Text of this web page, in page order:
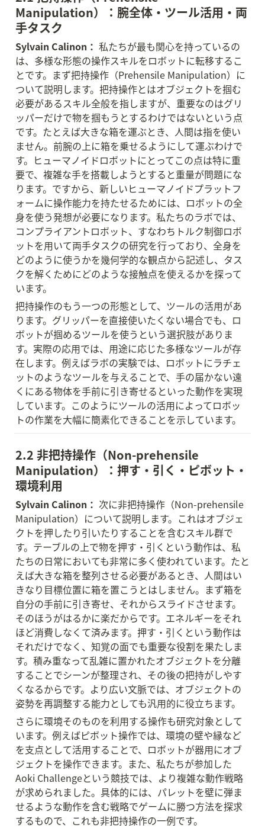
Manipulation）：腕全体・ツール活用・両
手タスク
Sylvain Calinon： 私たちが最も関心を持っているの
は、多様な形態の操作スキルをロボットに転移するこ
とです。まず把持操作（Prehensile Manipulation）に
ついて説明します。把持操作とはオブジェクトを掴む
必要があるスキル全般を指しますが、重要なのはグリ
ッパーだけで物を掴もうとするわけではないという点
です。たとえば大きな箱を運ぶとき、人間は指を使い
ません。前腕の上に箱を乗せるようにして運ぶわけで
す。ヒューマノイドロボットにとってこの点は特に重
要で、複雑な手を搭載しようとすると重量が問題にな
ります。ですから、新しいヒューマノイドプラットフ
ォームに操作能力を持たせるためには、ロボットの全
身を使う発想が必要になります。私たちのラボでは、
コンプライアントロボット、すなわちトルク制御ロボ
ットを用いて両手タスクの研究を行っており、全身を
どのように使うかを幾何学的な観点から記述し、タス
クを解くためにどのような接触点を使えるかを探って
います。
把持操作のもう一つの形態として、ツールの活用があ
ります。グリッパーを直接使いたくない場合でも、ロ
ボットが掴めるツールを使うという選択肢がありま
す。実際の応用では、用途に応じた多様なツールが存
在します。例えばラボの実験では、ロボットにラチェ
ットのようなツールを与えることで、手の届かない遠
くにある物体を手前に引き寄せるといった動作を実現
しています。このようにツールの活用によってロボッ
トの作業を大幅に簡素化できることを示しています。
2.2 非把持操作（Non-prehensile
Manipulation）：押す・引く・ピボット・
環境利用
Sylvain Calinon： 次に非把持操作（Non-prehensile
Manipulation）について説明します。これはオブジェ
クトを押したり引いたりすることを含むスキル群で
す。テーブルの上で物を押す・引くという動作は、私
たちの日常においても非常に多く使われています。たと
えば大きな箱を整列させる必要があるとき、人間はい
きなり目標位置に箱を置こうとはしません。まず箱を
自分の手前に引き寄せ、それからスライドさせます。
そのほうがはるかに楽だからです。エネルギーをそれ
ほど消費しなくて済みます。押す・引くという動作は
それだけでなく、知覚の面でも重要な役割を果たしま
す。積み重なって乱雑に置かれたオブジェクトを分離
することでシーンが整理され、その後の把持がしやす
くなるからです。より広い文脈では、オブジェクトの
姿勢を再調整する能力としても汎用的に役立ちます。
さらに環境そのものを利用する操作も研究対象として
います。例えばピボット操作では、環境の壁や縁など
を支点として活用することで、ロボットが器用にオブ
ジェクトを操作できます。また、私たちが参加した
Aoki Challengeという競技では、より複雑な動作戦略
が求められました。具体的には、パレットを壁に弾ま
せるような動作を含む戦略でゲームに勝つ方法を探求
するもので、これも非把持操作の一例です。